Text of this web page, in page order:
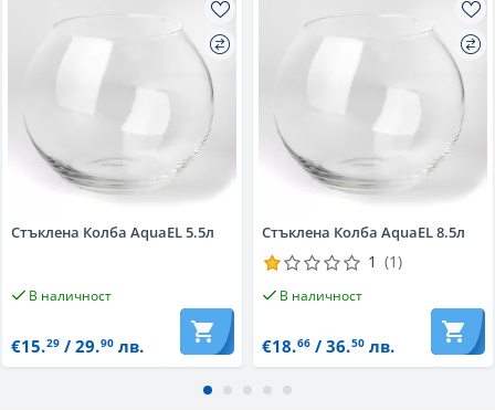
Стъклена Колба AquaEL 5.5л
В наличност
€15.29/ 29.90лв.
Стъклена Колба AquaEL 8.5л
1 (1)
В наличност
€18.66/ 36.50лв.